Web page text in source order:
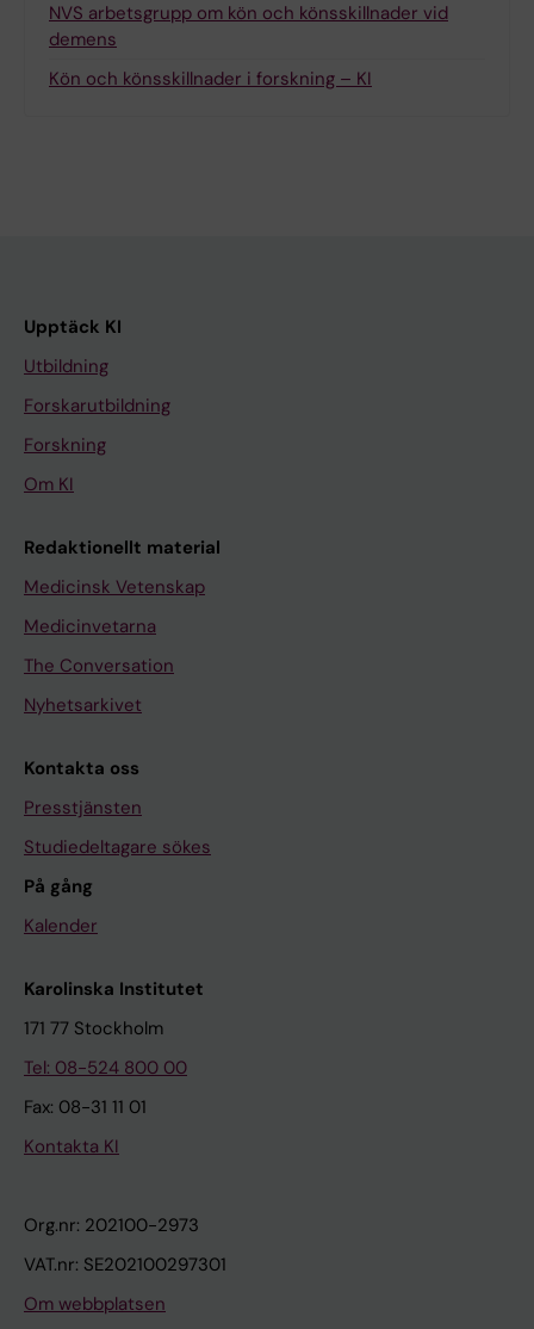
NVS arbetsgrupp om kön och könsskillnader vid
demens
Kön och könsskillnader i forskning – KI
Upptäck KI
Utbildning
Forskarutbildning
Forskning
Om KI
Redaktionellt material
Medicinsk Vetenskap
Medicinvetarna
The Conversation
Nyhetsarkivet
Kontakta oss
Presstjänsten
Studiedeltagare sökes
På gång
Kalender
Karolinska Institutet
171 77 Stockholm
Tel: 08-524 800 00
Fax: 08-31 11 01
Kontakta KI
Org.nr: 202100-2973
VAT.nr: SE202100297301
Om webbplatsen